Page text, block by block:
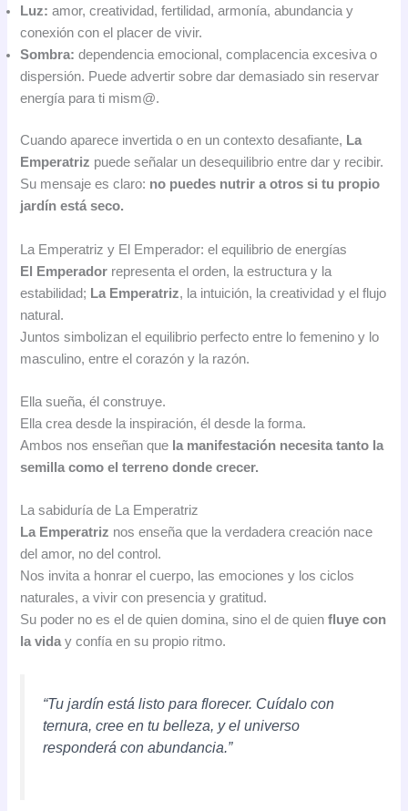
Luz: amor, creatividad, fertilidad, armonía, abundancia y
conexión con el placer de vivir.
Sombra: dependencia emocional, complacencia excesiva o
dispersión. Puede advertir sobre dar demasiado sin reservar
energía para ti mism@.
Cuando aparece invertida o en un contexto desafiante, La
Emperatriz puede señalar un desequilibrio entre dar y recibir.
Su mensaje es claro: no puedes nutrir a otros si tu propio
jardín está seco.
La Emperatriz y El Emperador: el equilibrio de energías
El Emperador representa el orden, la estructura y la
estabilidad; La Emperatriz, la intuición, la creatividad y el flujo
natural.
Juntos simbolizan el equilibrio perfecto entre lo femenino y lo
masculino, entre el corazón y la razón.
Ella sueña, él construye.
Ella crea desde la inspiración, él desde la forma.
Ambos nos enseñan que la manifestación necesita tanto la
semilla como el terreno donde crecer.
La sabiduría de La Emperatriz
La Emperatriz nos enseña que la verdadera creación nace
del amor, no del control.
Nos invita a honrar el cuerpo, las emociones y los ciclos
naturales, a vivir con presencia y gratitud.
Su poder no es el de quien domina, sino el de quienfluye con
la viday confía en su propio ritmo.
“Tu jardín está listo para florecer. Cuídalo con
ternura, cree en tu belleza, y el universo
responderá con abundancia.”